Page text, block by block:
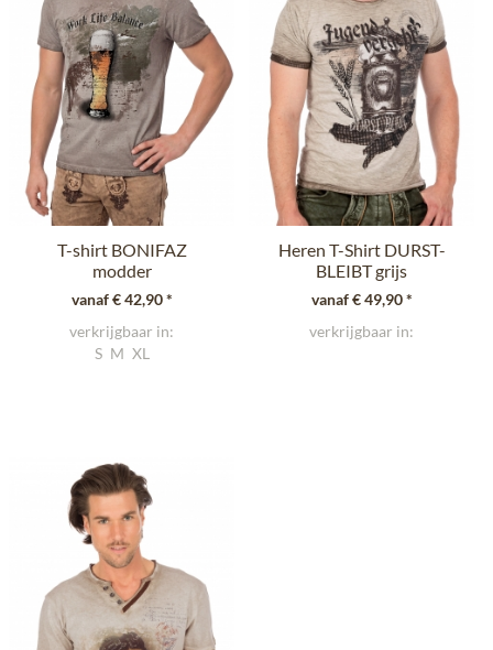
T-shirt BONIFAZ
modder
vanaf € 42,90 *
verkrijgbaar in:
S M XL
Heren T-Shirt DURST-
BLEIBT grijs
vanaf € 49,90 *
verkrijgbaar in: